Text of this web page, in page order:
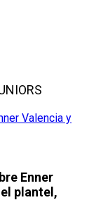
Enner
plantel,